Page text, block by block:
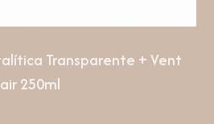
Transparente + Vent
250ml